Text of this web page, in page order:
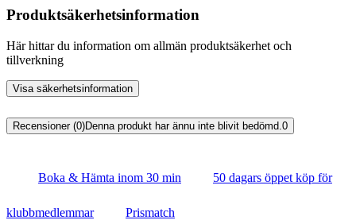
Produktsäkerhetsinformation
Här hittar du information om allmän produktsäkerhet och
tillverkning
Visa säkerhetsinformation
Recensioner (0)Denna produkt har ännu inte blivit bedömd.0
Boka & Hämta inom 30 min 50 dagars öppet köp för
klubbmedlemmar Prismatch